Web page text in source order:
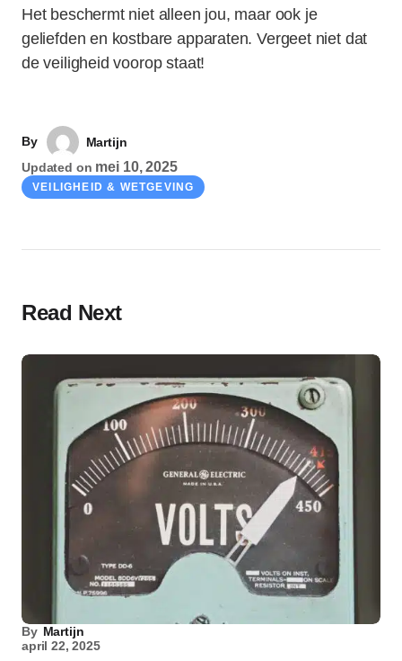
Het beschermt niet alleen jou, maar ook je
geliefden en kostbare apparaten. Vergeet niet dat
de veiligheid voorop staat!
By
Martijn
Updated on mei 10, 2025
VEILIGHEID & WETGEVING
Read Next
By Martijn
april 22, 2025